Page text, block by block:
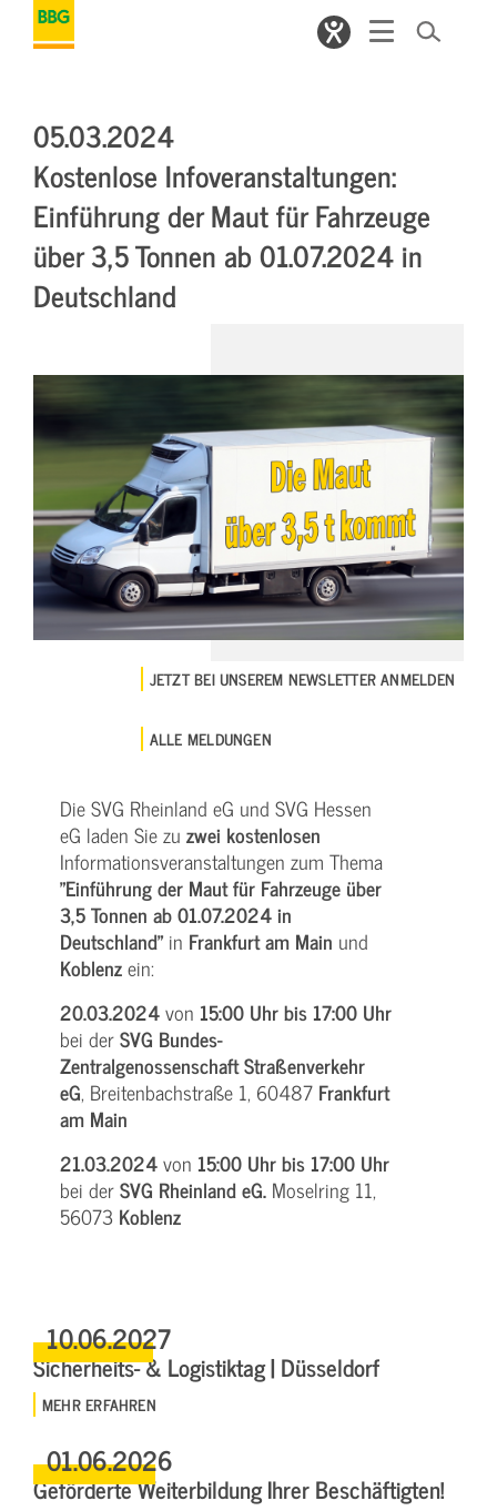
05.03.2024
Kostenlose Infoveranstaltungen:
Einführung der Maut für Fahrzeuge
über 3,5 Tonnen ab 01.07.2024 in
Deutschland
JETZT BEI UNSEREM NEWSLETTER ANMELDEN
ALLE MELDUNGEN
Die SVG Rheinland eG und SVG Hessen
eG laden Sie zu zwei kostenlosen
Informationsveranstaltungen zum Thema
"Einführung der Maut für Fahrzeuge über
3,5 Tonnen ab 01.07.2024 in
Deutschland" in Frankfurt am Main und
Koblenzein:
20.03.2024von 15:00 Uhr bis 17:00 Uhr
bei derSVG Bundes-
Zentralgenossenschaft Straßenverkehr
eG, Breitenbachstraße 1, 60487 Frankfurt
am Main
21.03.2024von 15:00 Uhr bis 17:00 Uhr
bei derSVG Rheinland eG. Moselring 11,
56073 Koblenz
10.06.2027
Sicherheits- & Logistiktag | Düsseldorf
MEHR ERFAHREN
01.06.2026
Geförderte Weiterbildung Ihrer Beschäftigten!